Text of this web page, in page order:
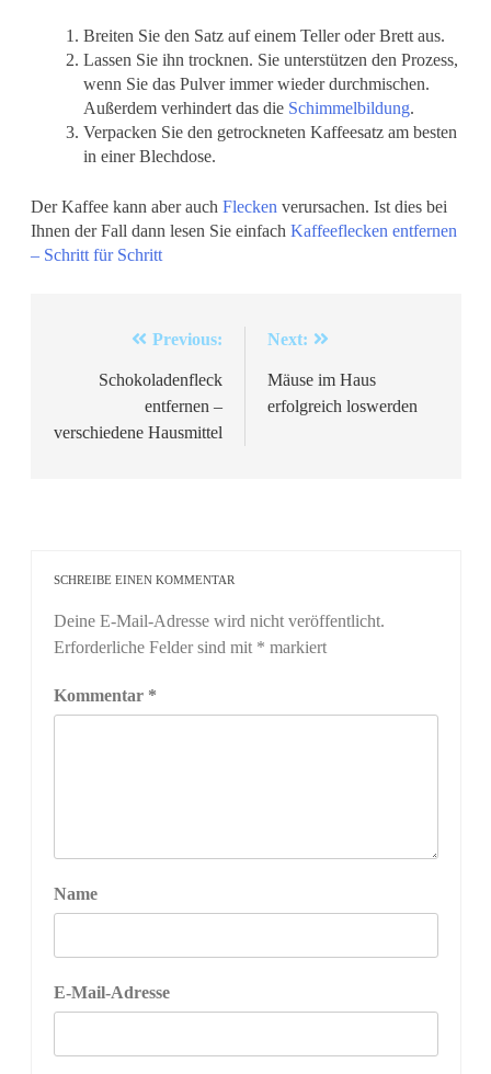
Breiten Sie den Satz auf einem Teller oder Brett aus.
Lassen Sie ihn trocknen. Sie unterstützen den Prozess,
wenn Sie das Pulver immer wieder durchmischen.
Außerdem verhindert das die Schimmelbildung.
Verpacken Sie den getrockneten Kaffeesatz am besten
in einer Blechdose.
Der Kaffee kann aber auch Flecken verursachen. Ist dies bei
Ihnen der Fall dann lesen Sie einfach Kaffeeflecken entfernen
– Schritt für Schritt
Beitragsnavigation
Previous:
Schokoladenfleck
entfernen –
verschiedene Hausmittel
Next:
Mäuse im Haus
erfolgreich loswerden
SCHREIBE EINEN KOMMENTAR
Deine E-Mail-Adresse wird nicht veröffentlicht.
Erforderliche Felder sind mit * markiert
Kommentar *
Name
E-Mail-Adresse